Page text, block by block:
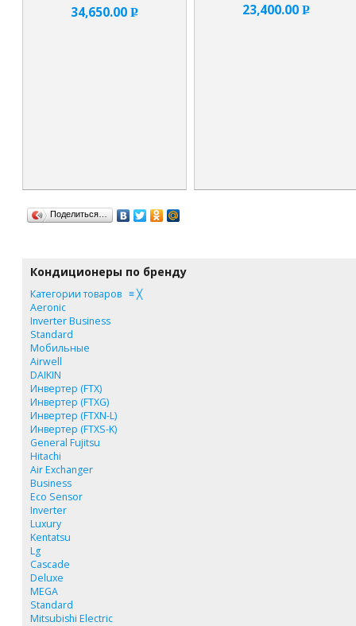
34,650.00Р
23,400.00Р
Поделиться…
Кондиционеры по бренду
Категории товаров ≡╳
Aeronic
Inverter Business
Standard
Мобильные
Airwell
DAIKIN
Инвертер (FTX)
Инвертер (FTXG)
Инвертер (FTXN-L)
Инвертер (FTXS-K)
General Fujitsu
Hitachi
Air Exchanger
Business
Eco Sensor
Inverter
Luxury
Kentatsu
Lg
Cascade
Deluxe
MEGA
Standard
Mitsubishi Electric